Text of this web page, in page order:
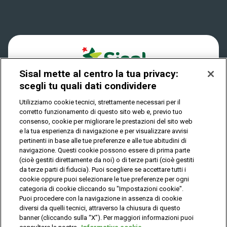
Play Your Date
Privacy
IL GIOCO È VIETATO AI MINORI E PUÒ CAUSARE
DIPENDENZA PATOLOGICA
© Copyright Sisal Italia S.p.A. - P.I. 02433760135
Privacy Cookies
Mappa
del
sito
Sisal mette al centro la tua privacy:
scegli tu quali dati condividere
Utilizziamo cookie tecnici, strettamente necessari per il
corretto funzionamento di questo sito web e, previo tuo
consenso, cookie per migliorare le prestazioni del sito web
e la tua esperienza di navigazione e per visualizzare avvisi
pertinenti in base alle tue preferenze e alle tue abitudini di
navigazione. Questi cookie possono essere di prima parte
(cioè gestiti direttamente da noi) o di terze parti (cioè gestiti
da terze parti di fiducia). Puoi scegliere se accettare tutti i
cookie oppure puoi selezionare le tue preferenze per ogni
categoria di cookie cliccando su "Impostazioni cookie".
Puoi procedere con la navigazione in assenza di cookie
diversi da quelli tecnici, attraverso la chiusura di questo
banner (cliccando sulla “X”). Per maggiori informazioni puoi